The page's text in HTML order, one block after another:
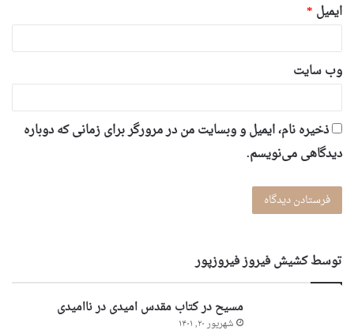
ایمیل *
وب‌ سایت
ذخیره نام، ایمیل و وبسایت من در مرورگر برای زمانی که دوباره
دیدگاهی می‌نویسم.
توسط کشیش فیروز فیروزپور
مسیح در کتاب مقدس امیدی در ناامیدی
شهریور ۲۰, ۱۴۰۱